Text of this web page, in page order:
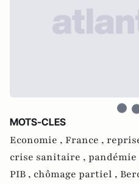
MOTS-CLES
Economie , France ,
crise sanitaire , pandémie
PIB , chômage partiel ,